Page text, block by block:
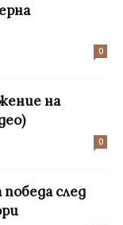
0
на
0
след